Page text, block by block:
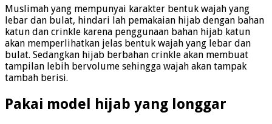
Muslimah yang mempunyai karakter bentuk wajah yang
lebar dan bulat, hindari lah pemakaian hijab dengan bahan
katun dan crinkle karena penggunaan bahan hijab katun
akan memperlihatkan jelas bentuk wajah yang lebar dan
bulat. Sedangkan hijab berbahan crinkle akan membuat
tampilan lebih bervolume sehingga wajah akan tampak
tambah berisi.
Pakai model hijab yang longgar